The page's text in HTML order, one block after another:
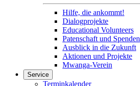
Hilfe, die ankommt!
Dialogprojekte
Educational Volunteers
Patenschaft und Spenden
Ausblick in die Zukunft
Aktionen und Projekte
Mwanga-Verein
Service
Terminkalender